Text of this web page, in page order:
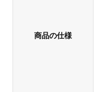
商品の仕様